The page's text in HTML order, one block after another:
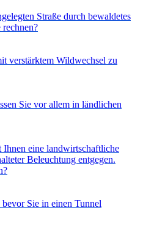
Straße durch bewaldetes
verstärktem Wildwechsel zu
Sie vor allem in ländlichen
eine landwirtschaftliche
Beleuchtung entgegen.
bevor Sie in einen Tunnel